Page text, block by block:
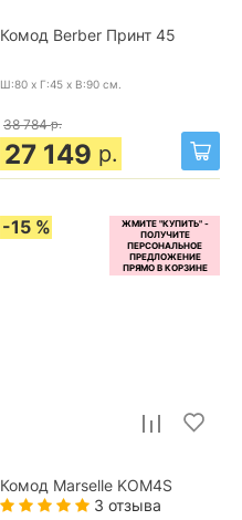
Комод Berber Принт 45
Ш:80 x Г:45 x В:90 см.
38 784 р.
27 149 р.
-15 %
Комод Marselle KOM4S
3 отзыва